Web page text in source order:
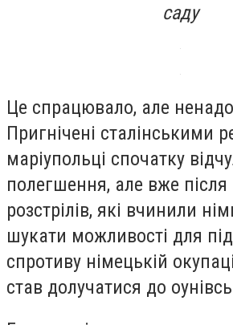
саду
Це спрацювало, але
Пригнічені сталінськими
маріупольці спочатку
полегшення, але вже
розстрілів, які вчинили
шукати можливості для
спротиву німецькій
став долучатися до